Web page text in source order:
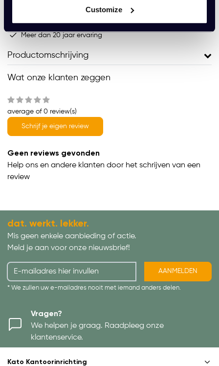
Customize
Meer dan 20 jaar ervaring
Productomschrijving
Wat onze klanten zeggen
average of 0 review(s)
Schrijf je eigen review
Geen reviews gevonden
Help ons en andere klanten door het schrijven van een
review
dat. werkt. lekker.
Mis geen enkele aanbieding of actie.
Meld je aan voor onze nieuwsbrief!
AANMELDEN
* We zullen uw e-mailadres nooit met iemand anders delen.
Vragen?
We helpen je graag. Raadpleeg onze
klantenservice.
Kato Kantoorinrichting